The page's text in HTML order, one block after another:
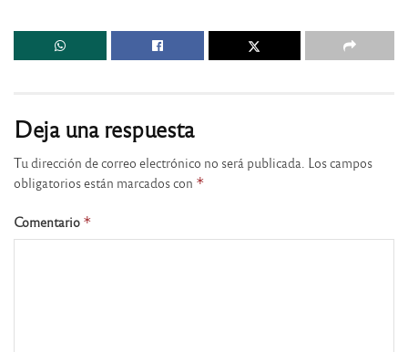
Deja una respuesta
Tu dirección de correo electrónico no será publicada. Los campos
obligatorios están marcados con *
Comentario *